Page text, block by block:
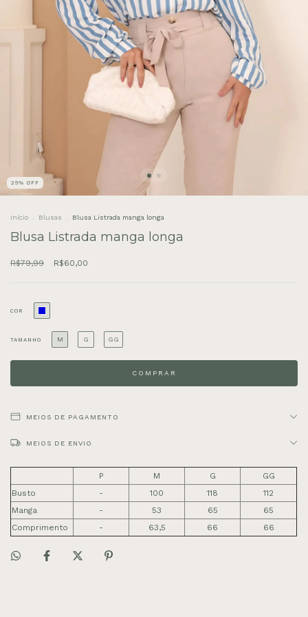
25% OFF
Início Blusas Blusa Listrada manga longa
Blusa Listrada manga longa
R$79,99 R$60,00
COR
TAMANHO M G GG
MEIOS DE PAGAMENTO
MEIOS DE ENVIO
P M G
GG
Busto
- 100 118
112
Manga
- 53 65
65
Comprimento
- 63,5 66 66